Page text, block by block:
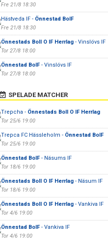
Fre 21/8 18:30
Hästveda IF - Önnestad BoIF
Fre 21/8 18:30
Önnestads Boll O IF Herrlag- Vinslövs IF
Tor 27/8 18:00
Önnestad BoIF- Vinslövs IF
Tor 27/8 18:00
SPELADE MATCHER
Trepcha - Önnestads Boll O IF Herrlag
Tor 25/6 19:00
Trepca FC Hässleholm - Önnestad BoIF
Tor 25/6 19:00
Önnestad BoIF- Näsums IF
Tor 18/6 19:00
Önnestads Boll O IF Herrlag- Näsum IF
Tor 18/6 19:00
Önnestads Boll O IF Herrlag- Vankiva IF
Tor 4/6 19:00
Önnestad BoIF- Vankiva IF
Tor 4/6 19:00